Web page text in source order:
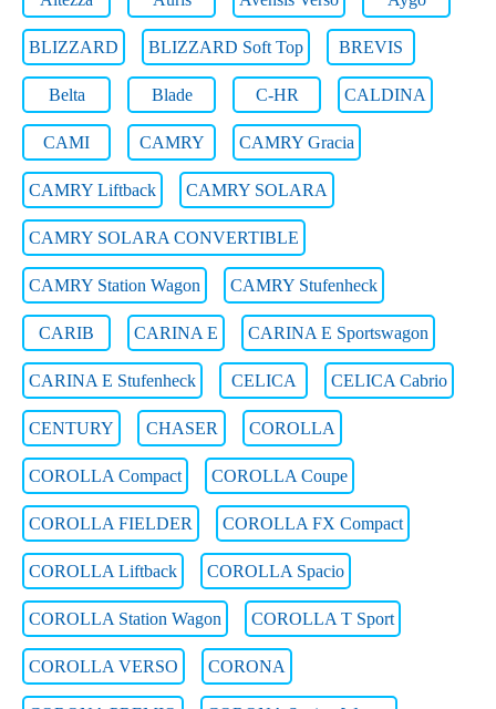
BLIZZARD BLIZZARD Soft Top BREVIS
Belta Blade C-HR CALDINA
CAMI CAMRY CAMRY Gracia
CAMRY Liftback CAMRY SOLARA
CAMRY SOLARA CONVERTIBLE
CAMRY Station Wagon CAMRY Stufenheck
CARIB CARINA E CARINA E Sportswagon
CARINA E Stufenheck CELICA CELICA Cabrio
CENTURY CHASER COROLLA
COROLLA Compact COROLLA Coupe
COROLLA FIELDER COROLLA FX Compact
COROLLA Liftback COROLLA Spacio
COROLLA Station Wagon COROLLA T Sport
COROLLA VERSO CORONA